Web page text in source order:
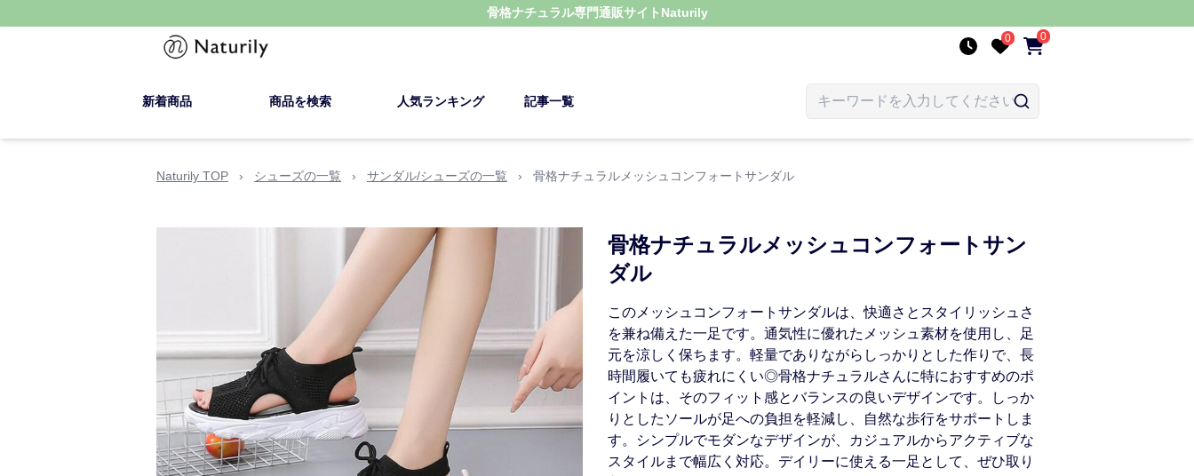
骨格ナチュラル専門通販サイト Naturily
0 0
新着商品 商品を検索 人気ランキング 記事一覧
Naturily TOP › シューズの一覧 › サンダル/シューズの一覧 › 骨格ナチュラルメッシュコンフォートサンダル
骨格ナチュラルメッシュコンフォートサン
ダル
このメッシュコンフォートサンダルは、快適さとスタイリッシュさ
を兼ね備えた一足です。通気性に優れたメッシュ素材を使用し、足
元を涼しく保ちます。軽量でありながらしっかりとした作りで、長
時間履いても疲れにくい◎骨格ナチュラルさんに特におすすめのポ
イントは、そのフィット感とバランスの良いデザインです。しっか
りとしたソールが足への負担を軽減し、自然な歩行をサポートしま
す。シンプルでモダンなデザインが、カジュアルからアクティブな
スタイルまで幅広く対応。デイリーに使える一足として、ぜひ取り